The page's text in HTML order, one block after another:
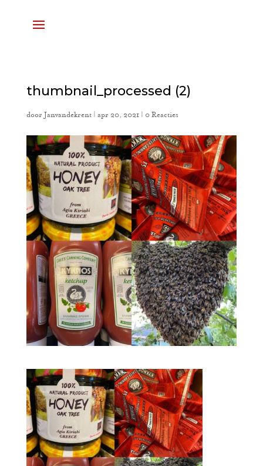
thumbnail_processed (2)
door Janvandekrent| apr 20, 2021| 0 Reacties